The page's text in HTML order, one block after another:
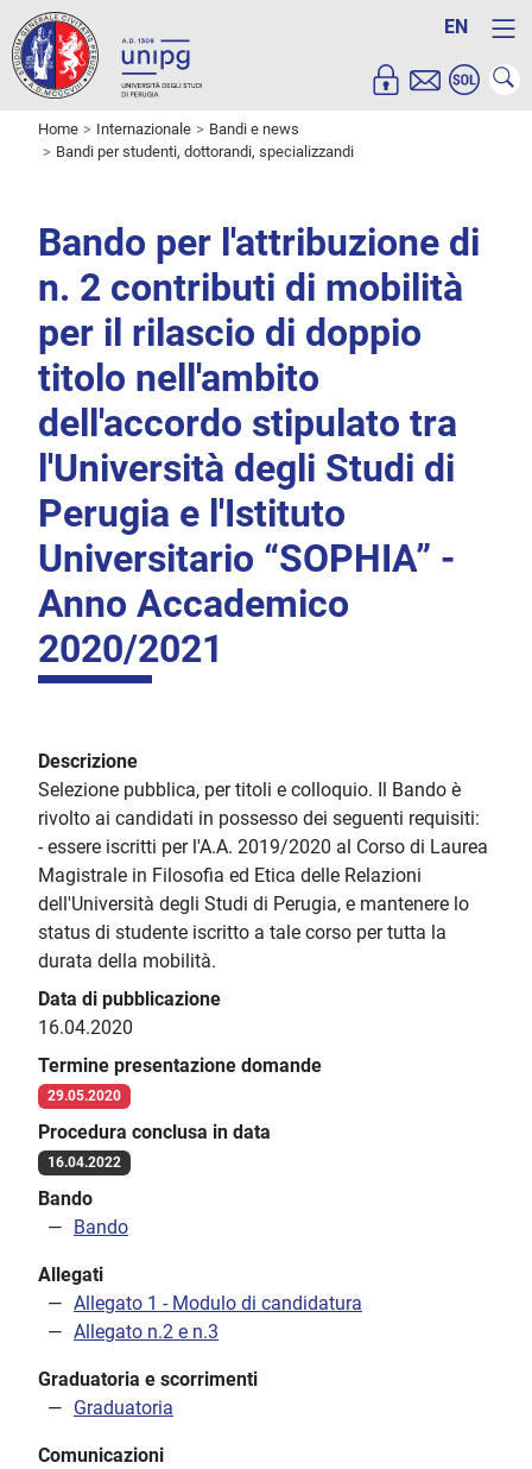
EN
Home Internazionale
Bandi e news
Bandi per studenti, dottorandi, specializzandi
Bando per l'attribuzione di
n. 2 contributi di mobilità
per il rilascio di doppio
titolo nell'ambito
dell'accordo stipulato tra
l'Università degli Studi di
Perugia e l'Istituto
Universitario “SOPHIA” -
Anno Accademico
2020/2021
Descrizione
Selezione pubblica, per titoli e colloquio. Il Bando è
rivolto ai candidati in possesso dei seguenti requisiti:
- essere iscritti per l'A.A. 2019/2020 al Corso di Laurea
Magistrale in Filosofia ed Etica delle Relazioni
dell'Università degli Studi di Perugia, e mantenere lo
status di studente iscritto a tale corso per tutta la
durata della mobilità.
Data di pubblicazione
16.04.2020
Termine presentazione domande
29.05.2020
Procedura conclusa in data
16.04.2022
Bando
Bando
Allegati
Allegato 1 - Modulo di candidatura
Allegato n.2 e n.3
Graduatoria e scorrimenti
Graduatoria
Comunicazioni